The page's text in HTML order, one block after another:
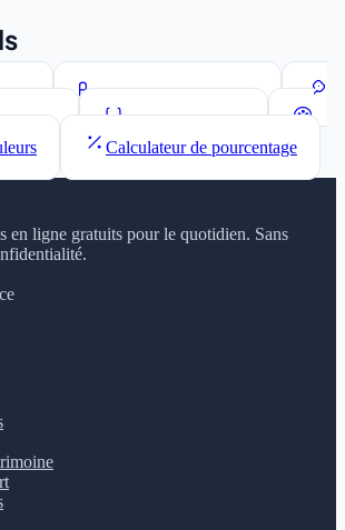
Convertisseur de casse
passe
Formateur JSON
Calculateur de pourcentage
en ligne gratuits pour le quotidien. Sans